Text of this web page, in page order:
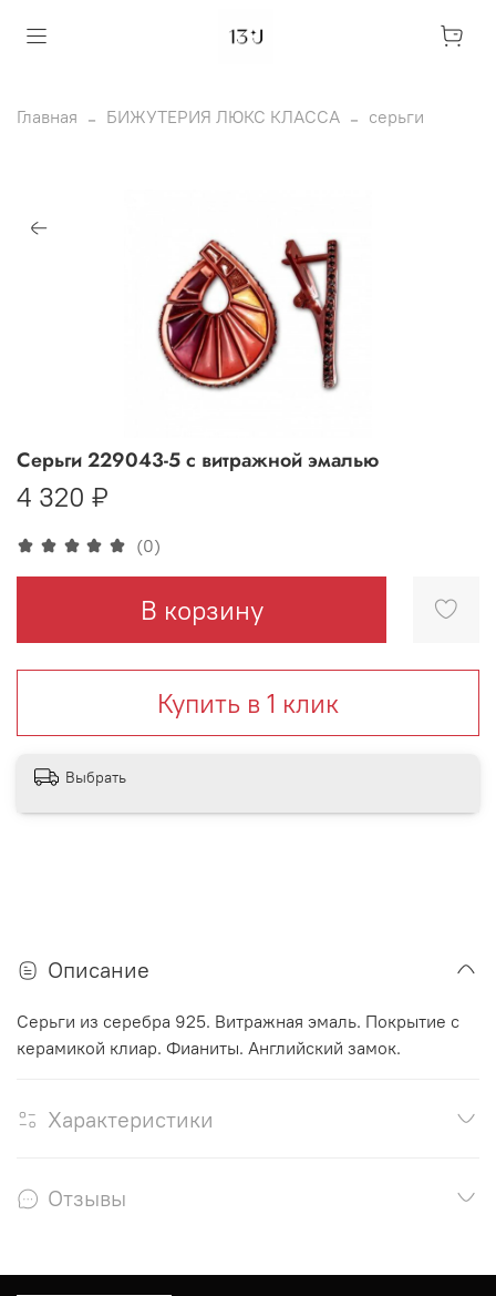
Главная БИЖУТЕРИЯ ЛЮКС КЛАССА серьги
(0)
Серьги 229043-5 с витражной эмалью
4 320 ₽
В корзину
Купить в 1 клик
Выбрать
Описание
Серьги из серебра 925. Витражная эмаль. Покрытие с
керамикой клиар. Фианиты. Английский замок.
Характеристики
Отзывы